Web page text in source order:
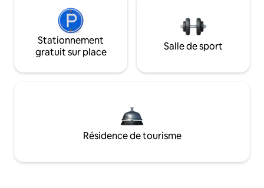
Stationnement
gratuit sur place
Salle de sport
Résidence de tourisme